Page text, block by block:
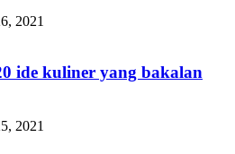
2021
ide kuliner yang bakalan
2021